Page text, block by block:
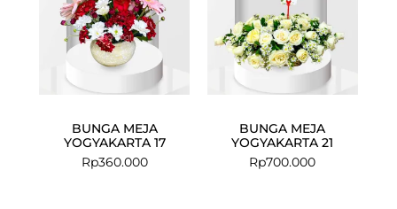
BUNGA MEJA
YOGYAKARTA 17
Rp360.000
BUNGA MEJA
YOGYAKARTA 21
Rp700.000